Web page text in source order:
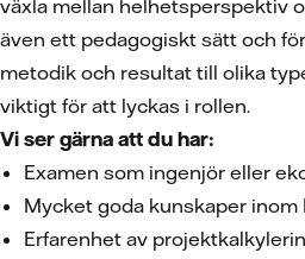
växla mellan helhetsperspektiv
även ett pedagogiskt sätt och
metodik och resultat till olika
viktigt för att lyckas i rollen.
Vi ser gärna att du har:
Examen som ingenjör eller
Mycket goda kunskaper inom
Erfarenhet av